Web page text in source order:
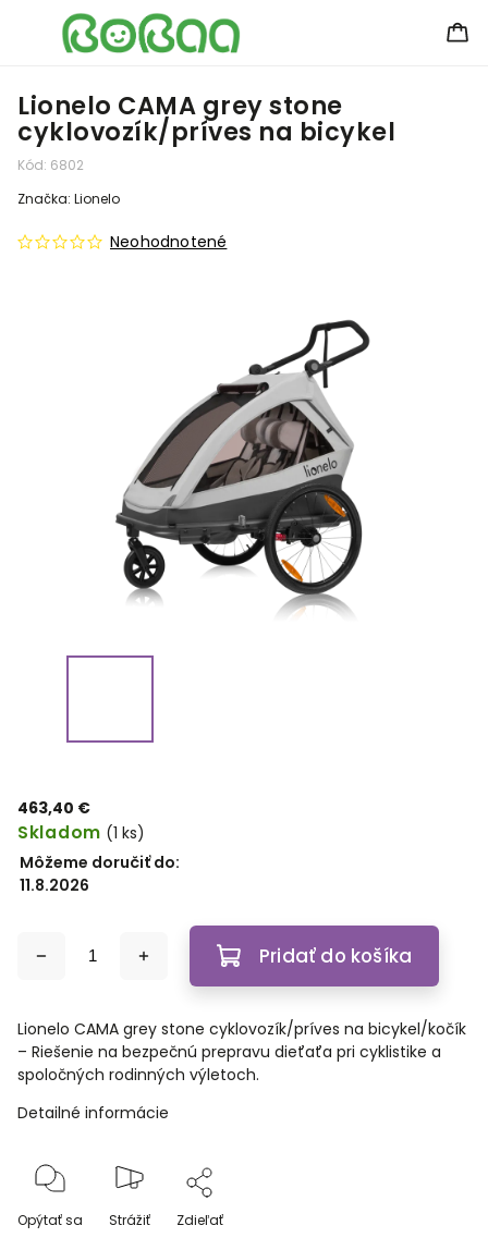
Lionelo CAMA grey stone
cyklovozík/príves na bicykel
Kód: 6802
Neohodnotené
Značka: Lionelo
463,40 €
Skladom (1 ks)
Môžeme doručiť do:
11.8.2026
Pridať do košíka
Lionelo CAMA grey stone cyklovozík/príves na bicykel/kočík
– Riešenie na bezpečnú prepravu dieťaťa pri cyklistike a
spoločných rodinných výletoch.
Detailné informácie
Opýtať sa Strážiť Zdieľať